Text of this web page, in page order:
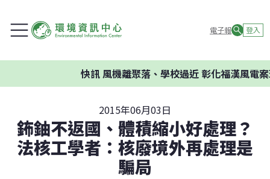
電子報 登入
快訊風機離聚落、學校過近 彰化福漢風電案環
2015年06月03日
鈽鈾不返國、體積縮小好處理？
法核工學者：核廢境外再處理是
騙局